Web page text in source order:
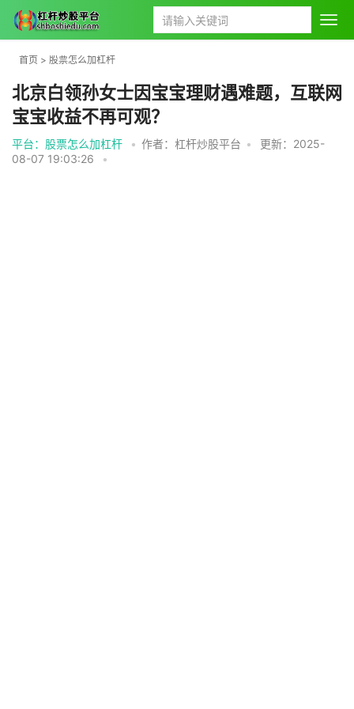
首页 > 股票怎么加杠杆
北京白领孙女士因宝宝理财遇难题，互联网
宝宝收益不再可观？
平台：股票怎么加杠杆 • 作者：杠杆炒股平台 •
更新：2025-
08-07 19:03:26
•